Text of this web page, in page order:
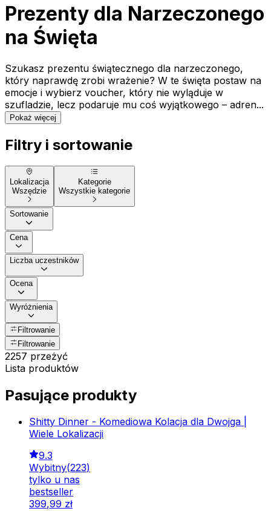
Prezenty dla Narzeczonego
na Święta
Szukasz prezentu świątecznego dla narzeczonego,
który naprawdę zrobi wrażenie? W te święta postaw na
emocje i wybierz voucher, który nie wyląduje w
szufladzie, lecz podaruje mu coś wyjątkowego – adren...
Pokaż więcej
Filtry i sortowanie
Lokalizacja
Wszędzie
Kategorie
Wszystkie kategorie
Sortowanie
Cena
Liczba uczestników
Ocena
Wyróżnienia
Filtrowanie
Filtrowanie
2257 przeżyć
Lista produktów
Pasujące produkty
Shitty Dinner - Komediowa Kolacja dla Dwojga |
Wiele Lokalizacji
9.3
Wybitny(223)
tylko u nas
bestseller
399,99 zł